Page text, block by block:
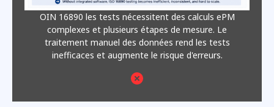
OIN 16890 les tests nécessitent des calculs ePM
complexes et plusieurs étapes de mesure. Le
traitement manuel des données rend les tests
inefficaces et augmente le risque d'erreurs.